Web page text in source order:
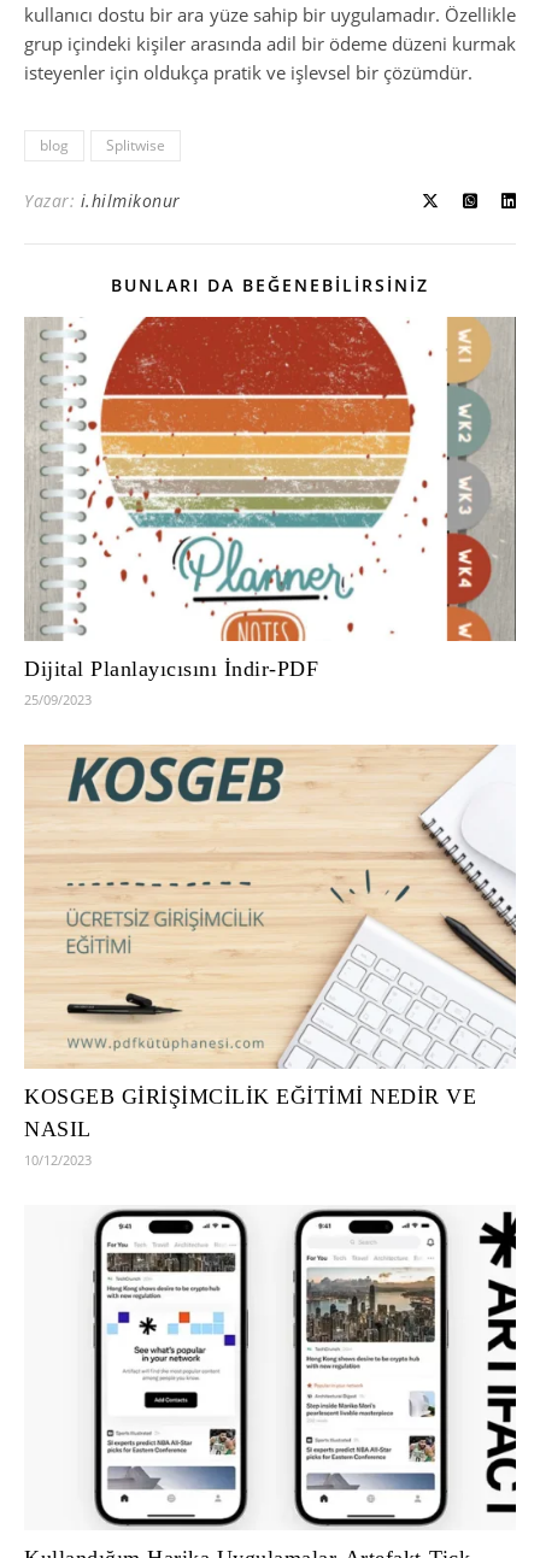
kullanıcı dostu bir ara yüze sahip bir uygulamadır. Özellikle
grup içindeki kişiler arasında adil bir ödeme düzeni kurmak
isteyenler için oldukça pratik ve işlevsel bir çözümdür.
blog Splitwise
Yazar: i.hilmikonur
BUNLARI DA BEĞENEBILIRSINIZ
Dijital Planlayıcısını İndir-PDF
25/09/2023
KOSGEB GİRİŞİMCİLİK EĞİTİMİ NEDİR VE
NASIL
10/12/2023